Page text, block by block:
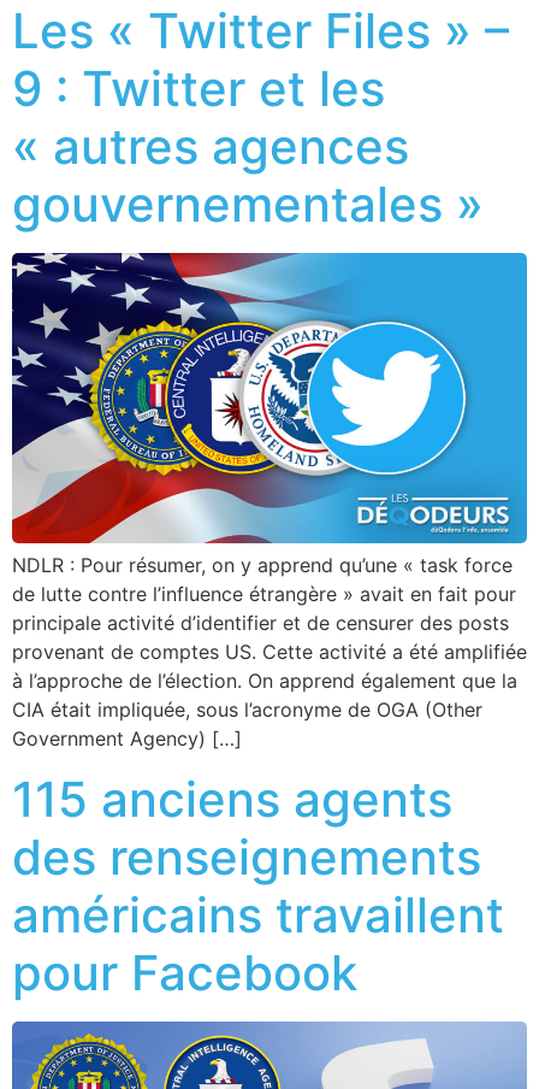
Les « Twitter Files » –
9 : Twitter et les
« autres agences
gouvernementales »
NDLR : Pour résumer, on y apprend qu’une « task force
de lutte contre l’influence étrangère » avait en fait pour
principale activité d’identifier et de censurer des posts
provenant de comptes US. Cette activité a été amplifiée
à l’approche de l’élection. On apprend également que la
CIA était impliquée, sous l’acronyme de OGA (Other
Government Agency) […]
115 anciens agents
des renseignements
américains travaillent
pour Facebook